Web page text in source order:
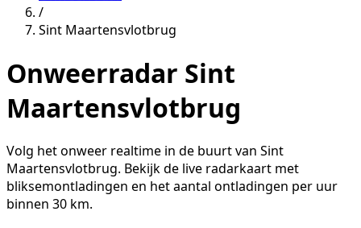
/
Sint Maartensvlotbrug
Onweerradar Sint
Maartensvlotbrug
Volg het onweer realtime in de buurt van Sint
Maartensvlotbrug. Bekijk de live radarkaart met
bliksemontladingen en het aantal ontladingen per uur
binnen 30 km.